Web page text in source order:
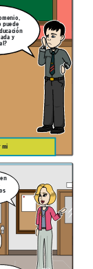
mi
puede
y